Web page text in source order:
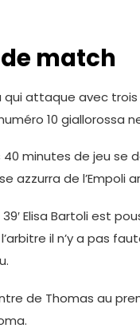
match
qui attaque avec
10 giallorossa
40 minutes de jeu se
azzurra de l’Empoli
Elisa Bartoli est
l’arbitre il n’y a pas
de Thomas au